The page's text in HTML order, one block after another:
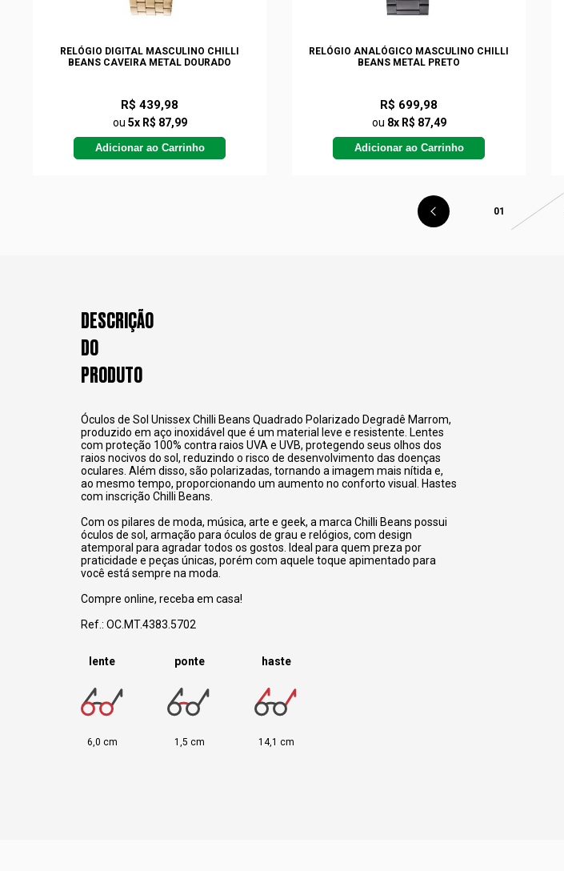
RELÓGIO DIGITAL MASCULINO CHILLI
BEANS CAVEIRA METAL DOURADO
R$ 439,98
ou 5x R$ 87,99
Adicionar ao Carrinho
RELÓGIO ANALÓGICO MASCULINO CHILLI
BEANS METAL PRETO
R$ 699,98
ou 8x R$ 87,49
Adicionar ao Carrinho
01
DESCRIÇÃO
DO
PRODUTO
Óculos de Sol Unissex Chilli Beans Quadrado Polarizado Degradê Marrom,
produzido em aço inoxidável que é um material leve e resistente. Lentes
com proteção 100% contra raios UVA e UVB, protegendo seus olhos dos
raios nocivos do sol, reduzindo o risco de desenvolvimento das doenças
oculares. Além disso, são polarizadas, tornando a imagem mais nítida e,
ao mesmo tempo, proporcionando um aumento no conforto visual. Hastes
com inscrição Chilli Beans.
Com os pilares de moda, música, arte e geek, a marca Chilli Beans possui
óculos de sol, armação para óculos de grau e relógios, com design
atemporal para agradar todos os gostos. Ideal para quem preza por
praticidade e peças únicas, porém com aquele toque apimentado para
você está sempre na moda.
Compre online, receba em casa!
Ref.: OC.MT.4383.5702
lente
6,0 cm
ponte
1,5 cm
haste
14,1 cm